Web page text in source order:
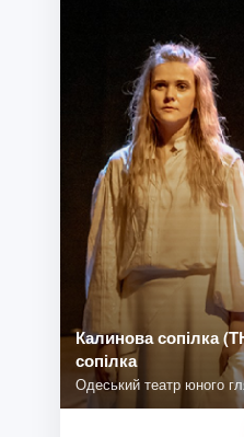
Калинова сопілка
сопілка
Одеський театр юного